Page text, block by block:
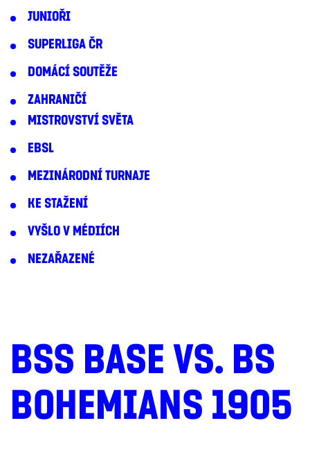
JUNIOŘI
SUPERLIGA ČR
DOMÁCÍ SOUTĚŽE
ZAHRANIČÍ
MISTROVSTVÍ SVĚTA
EBSL
MEZINÁRODNÍ TURNAJE
KE STAŽENÍ
VYŠLO V MÉDIÍCH
NEZAŘAZENÉ
BSS BASE VS. BS
BOHEMIANS 1905